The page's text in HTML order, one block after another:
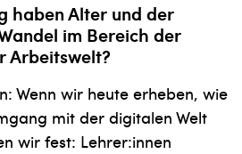
haben Alter und der
im Bereich der
Arbeitswelt?
Wenn wir heute erheben, wie
mit der digitalen Welt
wir fest: Lehrer:innen